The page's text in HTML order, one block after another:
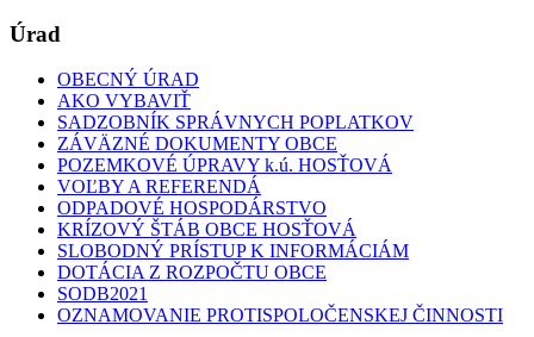
Úrad
OBECNÝ ÚRAD
AKO VYBAVIŤ
SADZOBNÍK SPRÁVNYCH POPLATKOV
ZÁVÄZNÉ DOKUMENTY OBCE
POZEMKOVÉ ÚPRAVY k.ú. HOSŤOVÁ
VOĽBY A REFERENDÁ
ODPADOVÉ HOSPODÁRSTVO
KRÍZOVÝ ŠTÁB OBCE HOSŤOVÁ
SLOBODNÝ PRÍSTUP K INFORMÁCIÁM
DOTÁCIA Z ROZPOČTU OBCE
SODB2021
OZNAMOVANIE PROTISPOLOČENSKEJ ČINNOSTI